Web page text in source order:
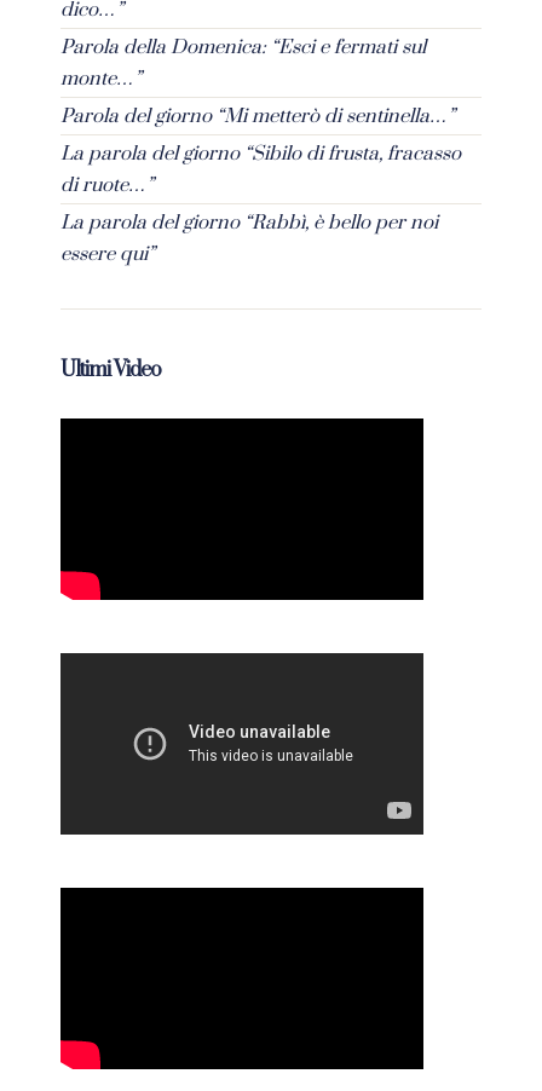
dico…”
Parola della Domenica: “Esci e fermati sul
monte…”
Parola del giorno “Mi metterò di sentinella…”
La parola del giorno “Sibilo di frusta, fracasso
di ruote…”
La parola del giorno “Rabbì, è bello per noi
essere qui”
Ultimi Video